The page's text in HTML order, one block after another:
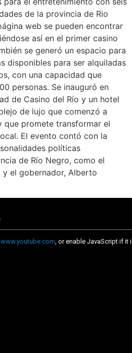
de la provincia de Rio
web se pueden encontrar
así en el primer casino
se generó un espacio para
disponibles para ser alquiladas
con una capacidad que
personas. Se inauguró en
de Casino del Río y un hotel
de lujo que comenzó a
que promete transformar el
El evento contó con la
políticas
de Río Negro, como el
el gobernador, Alberto